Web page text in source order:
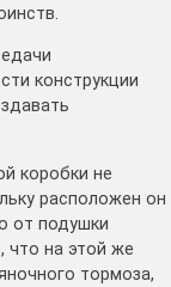
конструкции
коробки не
расположен он
от подушки
что на этой же
тормоза,